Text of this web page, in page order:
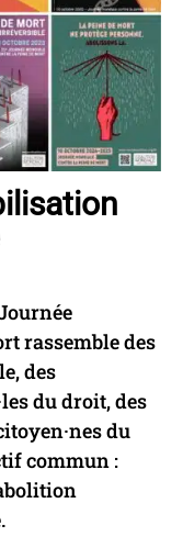
rassemble des
des
du droit, des
du
commun :